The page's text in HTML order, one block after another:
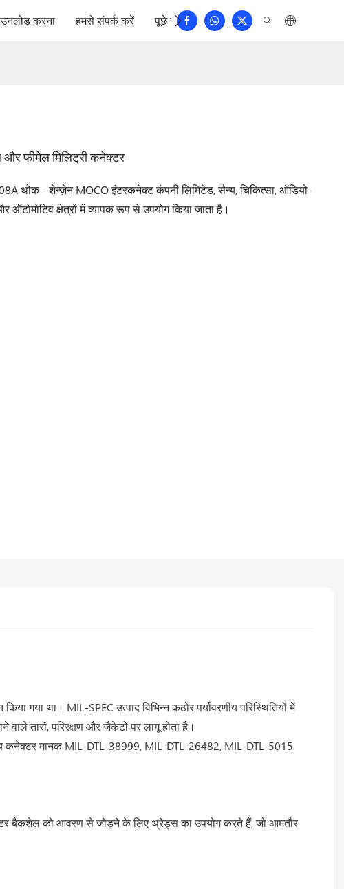
करना हमसे संपर्क करें पूछे जाने वाले प्रश्न
और फीमेल मिलिट्री कनेक्टर
थोक - शेन्ज़ेन MOCO इंटरकनेक्ट कंपनी लिमिटेड, सैन्य, चिकित्सा, ऑडियो-
ऑटोमोटिव क्षेत्रों में व्यापक रूप से उपयोग किया जाता है।
गया था। MIL-SPEC उत्पाद विभिन्न कठोर पर्यावरणीय परिस्थितियों में
तारों, परिरक्षण और जैकेटों पर लागू होता है।
कनेक्टर मानक MIL-DTL-38999, MIL-DTL-26482, MIL-DTL-5015
बैकशेल को आवरण से जोड़ने के लिए थ्रेड्स का उपयोग करते हैं, जो आमतौर